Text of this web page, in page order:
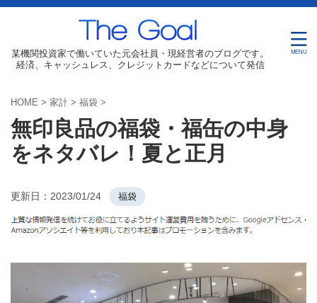
某機関投資家で働いていた元会社員・現経営者のブログです。
経済、キャッシュレス、クレジットカードなどについて発信
HOME > 家計 > 福袋 >
無印良品の福袋・福缶の中身
をネタバレ！夏と正月
更新日： 2023/01/24 福袋